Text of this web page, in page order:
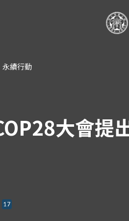
永續行動
大會提